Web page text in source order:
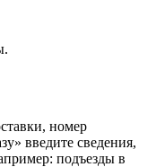
номер
введите сведения,
подъезды в